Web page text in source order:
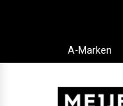
A-Marken